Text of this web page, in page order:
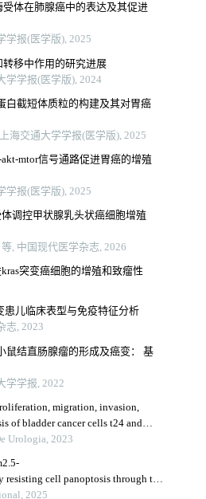
体在肺腺癌中的表达及其促进
学报(医学版), 2025
移中作用的研究进展
学学报(医学版), 2024
白截短体质粒的构建及其对胃癌
海交通大学学报(医学版), 2025
mtor信号通路促进胃癌的增殖
学报(医学版), 2025
调控甲状腺乳头状癌细胞增殖
, 中国现代医学杂志, 2026
突变癌细胞的增殖和致瘤性
患儿临床表型与免疫特征分析
志, 2023
鼠结直肠腺瘤的形成及癌变： 基
学学报, 2022
migration, invasion,
of bladder cancer cells t24 and
the her2/pi3k/akt signaling
Urologia, 2023
resisting cell panoptosis through the
2025